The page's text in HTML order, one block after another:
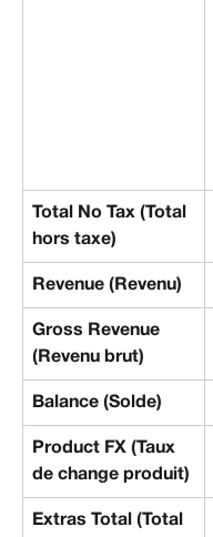
Total No Tax (Total
hors taxe)
Revenue (Revenu)
Gross Revenue
(Revenu brut)
Balance (Solde)
Product FX (Taux
de change produit)
Extras Total (Total